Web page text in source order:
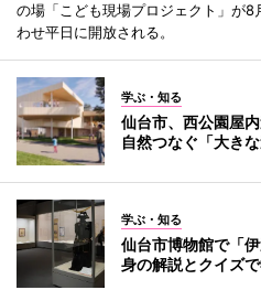
の場「こども現場プロジェクト」が
わせ平日に開放される。
学ぶ・知る
仙台市、西公園屋
自然つなぐ「大き
学ぶ・知る
仙台市博物館で「
身の解説とクイズ